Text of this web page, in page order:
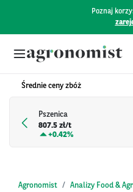
Poznaj
Średnie ceny zbóż
Pszenica
807.5 zł/t
+0.42%
Agronomist Analizy Food &